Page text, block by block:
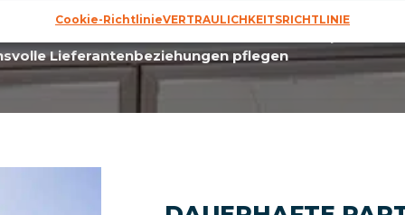
Cookie-RichtlinieVERTRAULICHKEITSRICHTLINIE
für nachhaltige Möbel auswählen
die Menschen und die Umwelt respektieren
Lieferantenbeziehungen pflegen